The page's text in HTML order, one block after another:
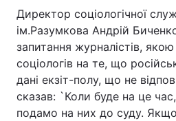
Директор соціологічної
ім.Разумкова Андрій
запитання журналістів,
соціологів на те, що
дані екзіт-полу, що не
сказав: `Коли буде на це
подамо на них до суду. Якщо